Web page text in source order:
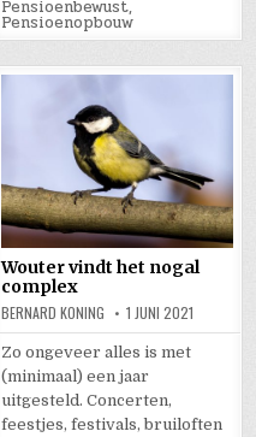
Pensioenbewust,
Pensioenopbouw
Wouter vindt het nogal
complex
BERNARD KONING 1 JUNI 2021
Zo ongeveer alles is met
(minimaal) een jaar
uitgesteld. Concerten,
feestjes, festivals, bruiloften